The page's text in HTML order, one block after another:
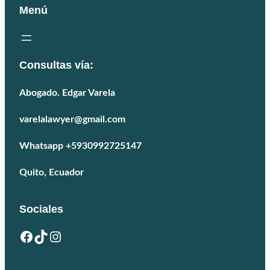
Menú
Consultas vía:
Abogado. Edgar Varela
varelalawyer@gmail.com
Whatsapp +5930992725147
Quito, Ecuador
Sociales
Facebook TikTok Instagram